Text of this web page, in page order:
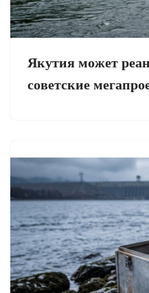
Якутия может
советские